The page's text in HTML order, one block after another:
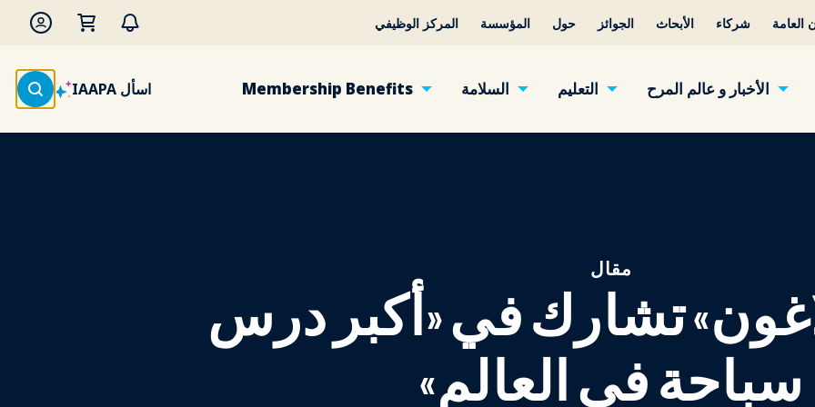
العامة شركاء الأبحاث الجوائز حول المؤسسة المركز الوظيفي
الأخبار و عالم المرح التعليم السلامة Membership Benefits اسأل IAAPA
مقال
تشارك في «أكبر درس
سباحة في العالم»